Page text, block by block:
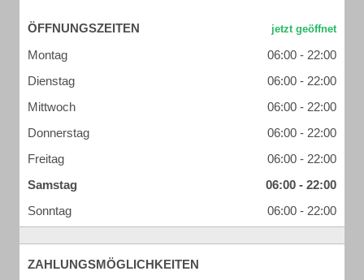
ÖFFNUNGSZEITEN
Montag
06:00 - 22:00
Dienstag
06:00 - 22:00
Mittwoch
06:00 - 22:00
Donnerstag
06:00 - 22:00
Freitag
06:00 - 22:00
Samstag
06:00 - 22:00
Sonntag
06:00 - 22:00
ZAHLUNGSMÖGLICHKEITEN